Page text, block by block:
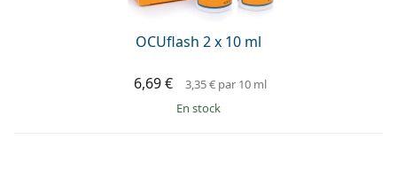
OCUflash 2 x 10 ml
6,69 € 3,35 € par 10 ml
en stock